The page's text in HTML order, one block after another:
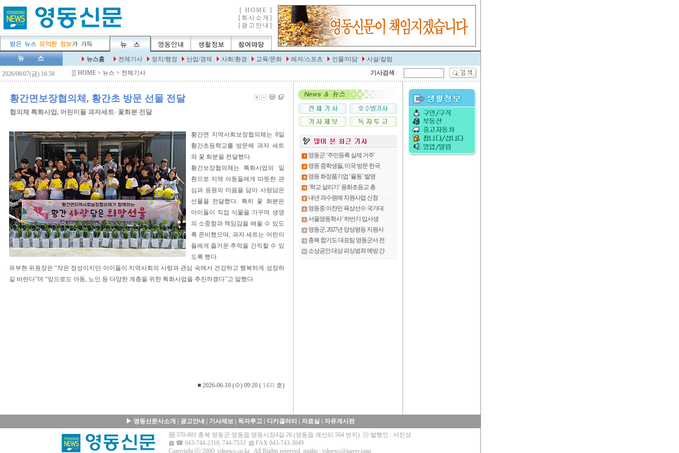
▒ HOME > 뉴스 > 전체기사 기사검색 :
황간면보장협의체, 황간초 방문 선물 전달
협의체 특화사업, 어린이들 과자세트· 꽃화분 전달
황간면 지역사회보장협의체는 8일
황간초등학교를 방문해 과자 세트
와 꽃 화분을 전달했다.
황간보장협의체는 특화사업의 일
환으로 지역 아동들에게 따뜻한 관
심과 응원의 마음을 담아 사랑담은
선물을 전달했다. 특히 꽃 화분은
아이들이 직접 식물을 가꾸며 생명
의 소중함과 책임감을 배울 수 있도
록 준비했으며, 과자 세트는 어린이
들에게 즐거운 추억을 간직할 수 있
도록 했다.
유부현 위원장은 “작은 정성이지만 아이들이 지역사회의 사랑과 관심 속에서 건강하고 행복하게 성장하
길 바란다”며 “앞으로도 아동, 노인 등 다양한 계층을 위한 특화사업을 추진하겠다”고 말했다.
■ 2026-06-10 (수) 09:20 ( 1431 호)
▶ 영동신문사소개 광고안내 기사제보 독자투고 디카갤러리 자료실
자유게시판
▦ 370-801 충북 영동군 영동읍 영동시장4길 26 (영동읍 계산리 564 번지) ▥ 발행인 : 서진성
▩ ☎ 043-744-2318, 744-7533 ▧ FAX 043-743-3049
Copyright ⓒ 2000. ydnews.co.kr. All Rights reserved. mailto : ydnews@naver.com